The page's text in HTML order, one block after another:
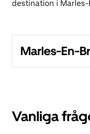
destination i Marles-
Marles-En-
Vanliga